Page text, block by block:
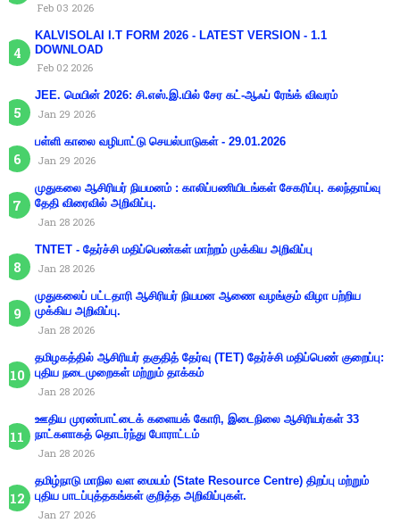
Feb 03 2026
KALVISOLAI I.T FORM 2026 - LATEST VERSION - 1.1
DOWNLOAD
Feb 02 2026
JEE. மெயின் 2026: சி.எஸ்.இ.யில் சேர கட்-ஆஃப் ரேங்க் விவரம்
Jan 29 2026
பள்ளி காலை வழிபாட்டு செயல்பாடுகள் - 29.01.2026
Jan 29 2026
முதுகலை ஆசிரியர் நியமனம் : காலிப்பணியிடங்கள் சேகரிப்பு. கலந்தாய்வு
தேதி விரைவில் அறிவிப்பு.
Jan 28 2026
TNTET - தேர்ச்சி மதிப்பெண்கள் மாற்றம் முக்கிய அறிவிப்பு
Jan 28 2026
முதுகலைப் பட்டதாரி ஆசிரியர் நியமன ஆணை வழங்கும் விழா பற்றிய
முக்கிய அறிவிப்பு.
Jan 28 2026
தமிழகத்தில் ஆசிரியர் தகுதித் தேர்வு (TET) தேர்ச்சி மதிப்பெண் குறைப்பு:
புதிய நடைமுறைகள் மற்றும் தாக்கம்
Jan 28 2026
ஊதிய முரண்பாட்டைக் களையக் கோரி, இடைநிலை ஆசிரியர்கள் 33
நாட்களாகத் தொடர்ந்து போராட்டம்
Jan 28 2026
தமிழ்நாடு மாநில வள மையம் (State Resource Centre) திறப்பு மற்றும்
புதிய பாடப்புத்தகங்கள் குறித்த அறிவிப்புகள்.
Jan 27 2026